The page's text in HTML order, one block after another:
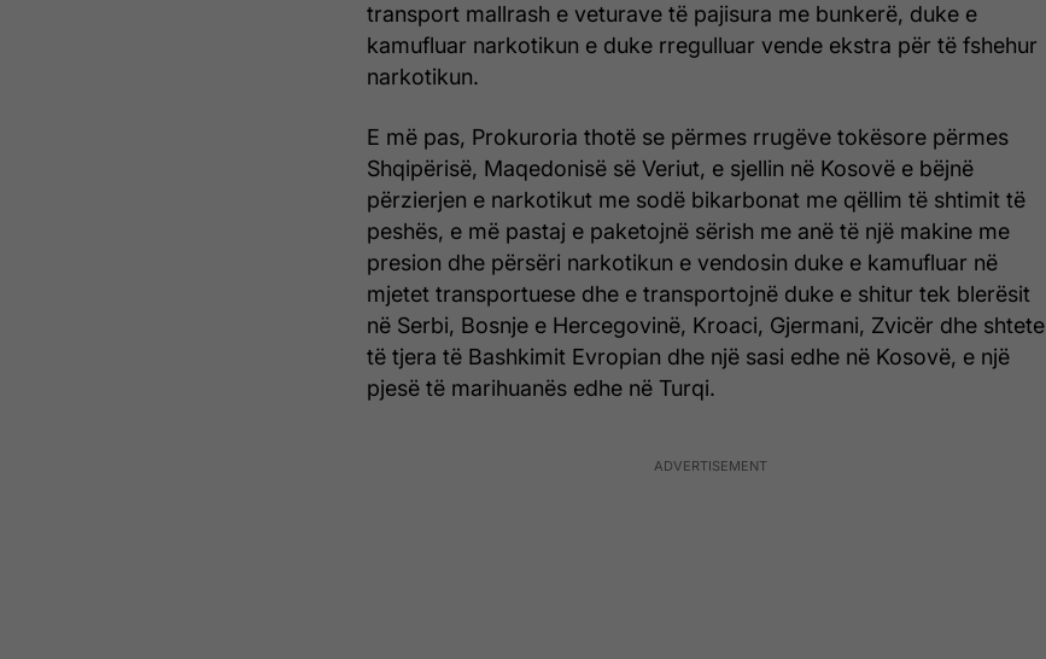
transport mallrash e veturave të pajisura me bunkerë, duke e
kamufluar narkotikun e duke rregulluar vende ekstra për të fshehur
narkotikun.
E më pas, Prokuroria thotë se përmes rrugëve tokësore përmes
Shqipërisë, Maqedonisë së Veriut, e sjellin në Kosovë e bëjnë
përzierjen e narkotikut me sodë bikarbonat me qëllim të shtimit të
peshës, e më pastaj e paketojnë sërish me anë të një makine me
presion dhe përsëri narkotikun e vendosin duke e kamufluar në
mjetet transportuese dhe e transportojnë duke e shitur tek blerësit
në Serbi, Bosnje e Hercegovinë, Kroaci, Gjermani, Zvicër dhe shtete
të tjera të Bashkimit Evropian dhe një sasi edhe në Kosovë, e një
pjesë të marihuanës edhe në Turqi.